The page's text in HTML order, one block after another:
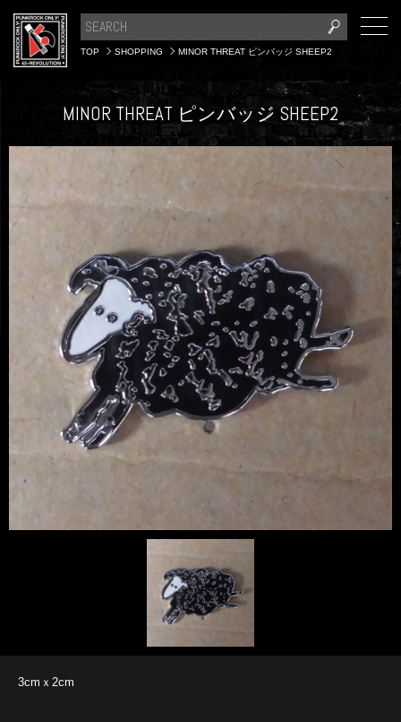
TOP SHOPPING MINOR THREAT ピンバッジ SHEEP2
MINOR THREAT ピンバッジ SHEEP2
3cmｘ2cm